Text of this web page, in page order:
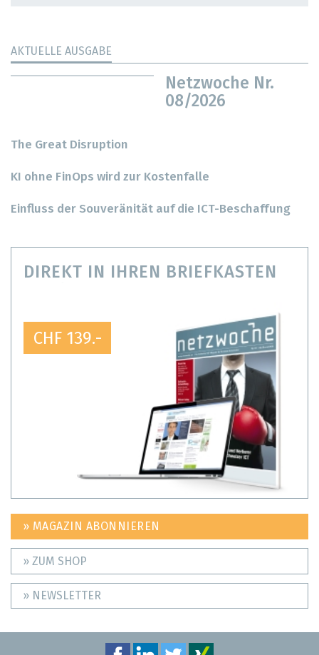
AKTUELLE AUSGABE
Netzwoche Nr.
08/2026
The Great Disruption
KI ohne FinOps wird zur Kostenfalle
Einfluss der Souveränität auf die ICT-Beschaffung
DIREKT IN IHREN BRIEFKASTEN
CHF 139.-
» MAGAZIN ABONNIEREN
» ZUM SHOP
» NEWSLETTER